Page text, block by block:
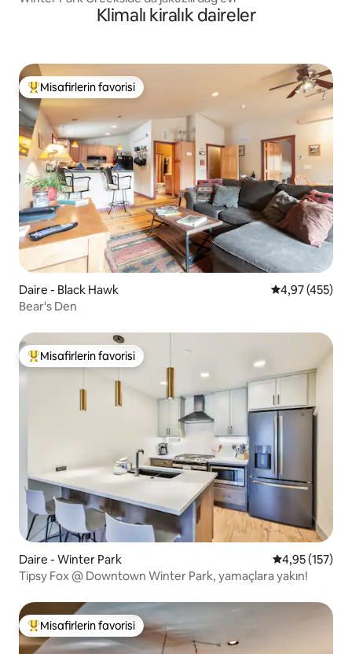
Klimalı kiralık daireler
Misafirlerin favorilerinden en beğenilenler arasında
Misafirlerin favorisi
Daire - Black Hawk 5 üzerinden
4,97 (455)
Bear's Den
Misafirlerin favorilerinden en beğenilenler arasında
Misafirlerin favorisi
Daire - Winter Park 5 üzerinden
4,95 (157)
Tipsy Fox @ Downtown Winter Park, yamaçlara yakın!
Misafirlerin favorilerinden en beğenilenler arasında
Misafirlerin favorisi